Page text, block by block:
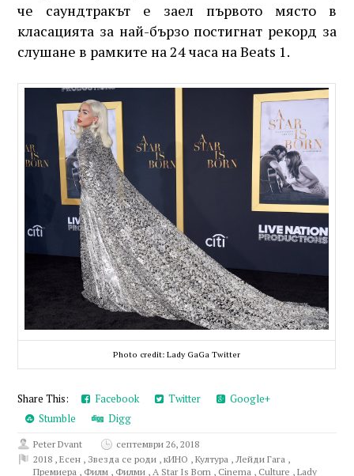
че саундтракът е заел първото място в
класацията за най-бързо постигнат рекорд за
слушане в рамките на 24 часа на Beats 1.
Photo credit: Lady GaGa Twitter
Share This: Facebook Twitter
Google+
Stumble
Digg
Peter Dvant
септември 26, 2018
2018 ,Есен , Звезда се роди ,кИНО ,Култура ,Лейди Гага ,
Премиера , Филм , Филми ,A Star Is Born , Cinema , Culture ,Lady